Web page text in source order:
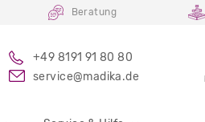
Beratung
+49 8191 91 80 80
service@madika.de